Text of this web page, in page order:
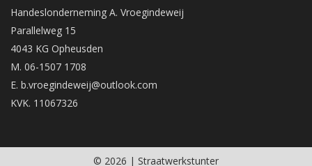
Handeslonderneming A. Vroegindeweij
Parallelweg 15
4043 KG Opheusden
M. 06-1507 1708
E. b.vroegindeweij@outlook.com
KVK. 11067326
© 2026 | Straatwerkstunter